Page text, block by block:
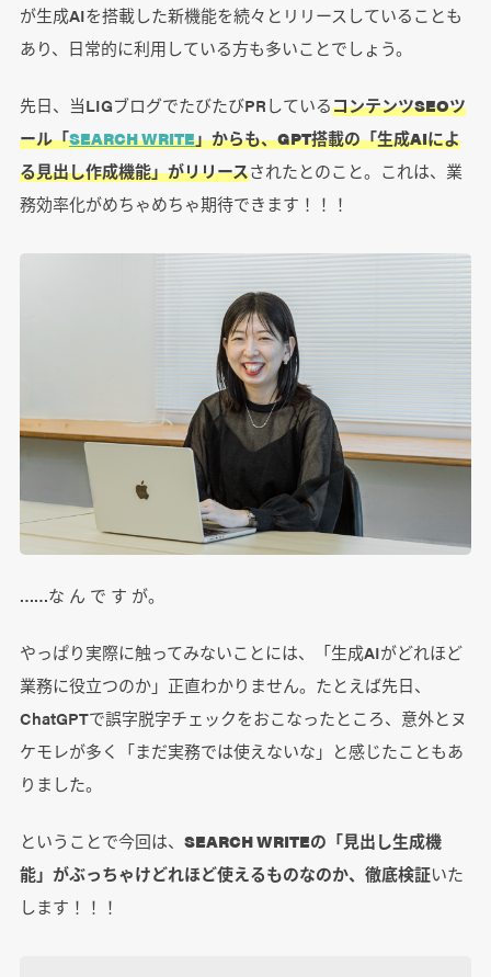
が生成AIを搭載した新機能を続々とリリースしていることも
あり、日常的に利用している方も多いことでしょう。
先日、当LIGブログでたびたびPRしているコンテンツSEOツ
ール「SEARCH WRITE」からも、GPT搭載の「生成AIによ
る見出し作成機能」がリリースされたとのこと。これは、業
務効率化がめちゃめちゃ期待できます！！！
……な ん で す が。
やっぱり実際に触ってみないことには、「生成AIがどれほど
業務に役立つのか」正直わかりません。たとえば先日、
ChatGPTで誤字脱字チェックをおこなったところ、意外とヌ
ケモレが多く「まだ実務では使えないな」と感じたこともあ
りました。
ということで今回は、 SEARCH WRITEの「見出し生成機
能」がぶっちゃけどれほど使えるものなのか、徹底検証いた
します！！！